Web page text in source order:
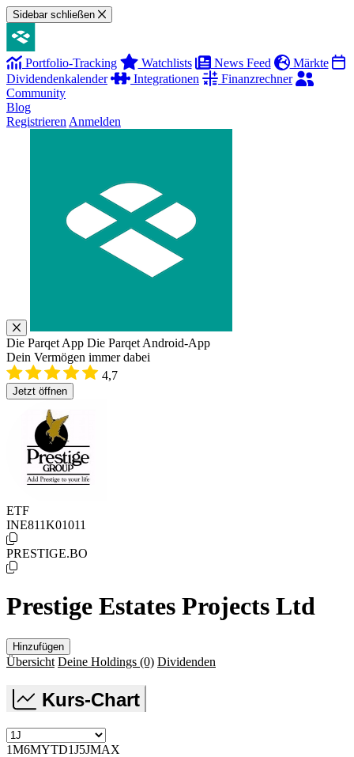
Sidebar schließen
Portfolio-Tracking Watchlists News Feed
Märkte
Dividendenkalender
Integrationen
Finanzrechner
Community
Blog
Registrieren Anmelden
Die Parqet App Die Parqet Android-App
Dein Vermögen immer dabei
4,7
Jetzt öffnen
ETF
INE811K01011
PRESTIGE.BO
Prestige Estates Projects Ltd
Hinzufügen
Übersicht Deine Holdings (0) Dividenden
Kurs-Chart
1M6MYTD1J5JMAX